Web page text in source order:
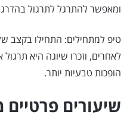
ומאפשר להתרגל לתרגול
טיפ למתחילים: התחילו בקצב
לאחרים, וזכרו שיוגה היא
הופכות טבעיות יותר.
שיעורים פרטיים